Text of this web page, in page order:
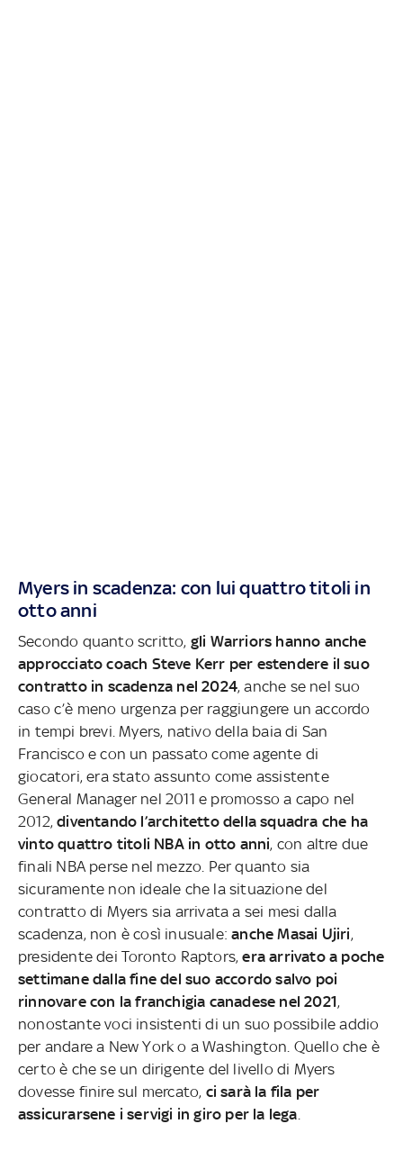
Myers in scadenza: con lui quattro titoli in
otto anni
Secondo quanto scritto, gli Warriors hanno anche
approcciato coach Steve Kerr per estendere il suo
contratto in scadenza nel 2024, anche se nel suo
caso c’è meno urgenza per raggiungere un accordo
in tempi brevi. Myers, nativo della baia di San
Francisco e con un passato come agente di
giocatori, era stato assunto come assistente
General Manager nel 2011 e promosso a capo nel
2012,diventando l’architetto della squadra che ha
vinto quattro titoli NBA in otto anni, con altre due
finali NBA perse nel mezzo. Per quanto sia
sicuramente non ideale che la situazione del
contratto di Myers sia arrivata a sei mesi dalla
scadenza, non è così inusuale:anche Masai Ujiri,
presidente dei Toronto Raptors,era arrivato a poche
settimane dalla fine del suo accordo salvo poi
rinnovare con la franchigia canadese nel 2021,
nonostante voci insistenti di un suo possibile addio
per andare a New York o a Washington. Quello che è
certo è che se un dirigente del livello di Myers
dovesse finire sul mercato, ci sarà la fila per
assicurarsene i servigi in giro per la lega